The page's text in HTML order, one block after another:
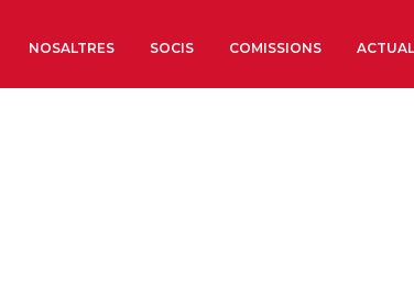
NOSALTRES SOCIS COMISSIONS